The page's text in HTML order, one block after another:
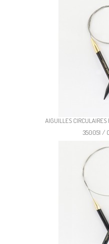
AIGUILLES
350051 /